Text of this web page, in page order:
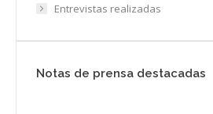
Entrevistas realizadas
Notas de prensa destacadas